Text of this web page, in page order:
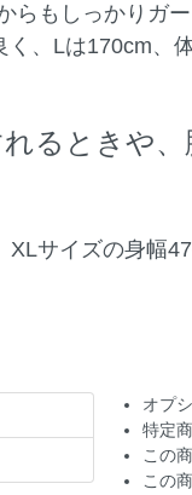
らもしっかりガ
、Lは170cm、
るときや
サイズの身幅
オプ
特定
この
この